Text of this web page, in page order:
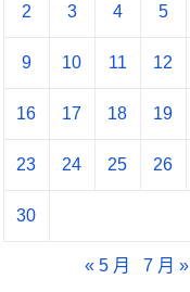
2 3 4 5
9 10 11 12
16 17 18 19
23 24 25 26
30
« 5 月 7 月 »